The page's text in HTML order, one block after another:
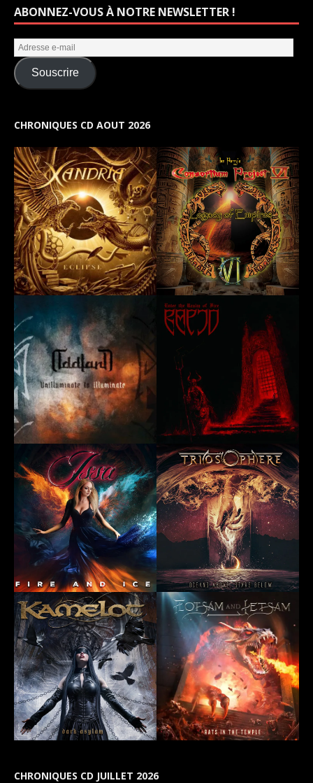
ABONNEZ-VOUS À NOTRE NEWSLETTER !
Souscrire
CHRONIQUES CD AOUT 2026
CHRONIQUES CD JUILLET 2026